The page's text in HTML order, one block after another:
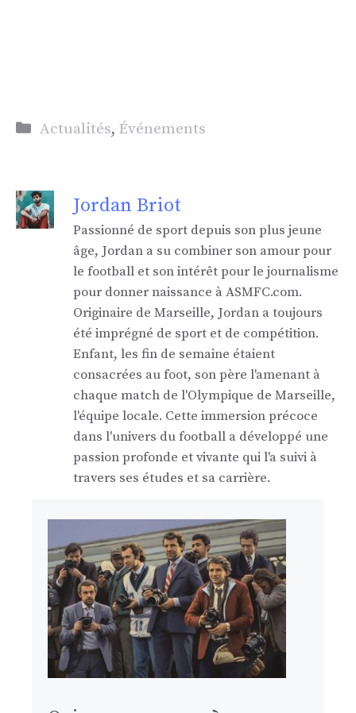
Catégories
Actualités, Événements
Jordan Briot
Passionné de sport depuis son plus jeune
âge, Jordan a su combiner son amour pour
le football et son intérêt pour le journalisme
pour donner naissance à ASMFC.com.
Originaire de Marseille, Jordan a toujours
été imprégné de sport et de compétition.
Enfant, les fin de semaine étaient
consacrées au foot, son père l'amenant à
chaque match de l'Olympique de Marseille,
l'équipe locale. Cette immersion précoce
dans l'univers du football a développé une
passion profonde et vivante qui l'a suivi à
travers ses études et sa carrière.